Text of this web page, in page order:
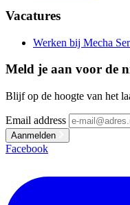
Vacatures
Werken bij Mecha
Meld je aan voor de
Blijf op de hoogte van het
Email address
Aanmelden
Facebook